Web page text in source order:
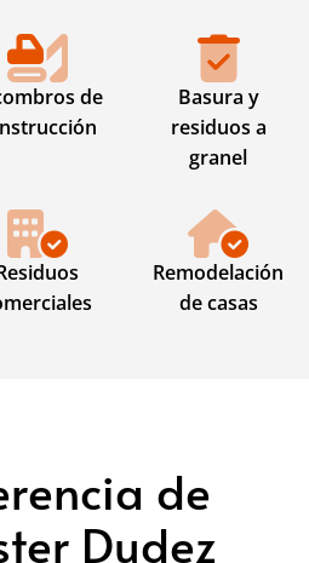
de
Basura y
residuos a
granel
Remodelación
de casas
de
Dudez